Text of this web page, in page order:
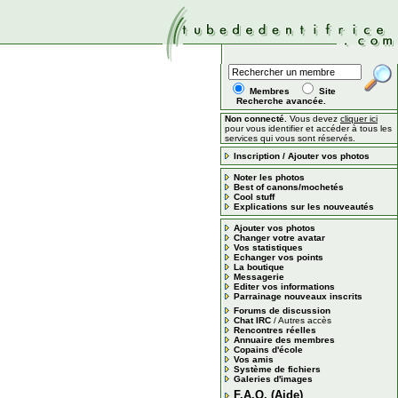
Membres
Site
Recherche avancée.
Non connecté. Vous devez cliquer ici
pour vous identifier et accéder à tous les
services qui vous sont réservés.
Inscription / Ajouter vos photos
Noter les photos
Best of canons/mochetés
Cool stuff
Explications sur les nouveautés
Ajouter vos photos
Changer votre avatar
Vos statistiques
Echanger vos points
La boutique
Messagerie
Editer vos informations
Parrainage nouveaux inscrits
Forums de discussion
Chat IRC /Autres accès
Rencontres réelles
Annuaire des membres
Copains d'école
Vos amis
Système de fichiers
Galeries d'images
F.A.Q. (Aide)